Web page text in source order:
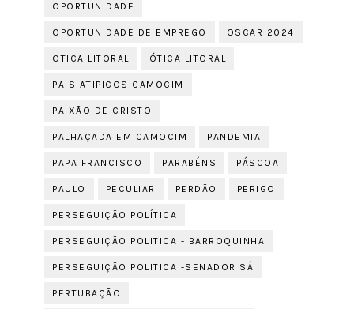
OPORTUNIDADE
OPORTUNIDADE DE EMPREGO OSCAR 2024
OTICA LITORAL ÓTICA LITORAL
PAIS ATIPICOS CAMOCIM
PAIXÃO DE CRISTO
PALHAÇADA EM CAMOCIM PANDEMIA
PAPA FRANCISCO PARABÉNS PÁSCOA
PAULO PECULIAR PERDÃO PERIGO
PERSEGUIÇÃO POLÍTICA
PERSEGUIÇÃO POLITICA - BARROQUINHA
PERSEGUIÇÃO POLITICA -SENADOR SÁ
PERTUBAÇÃO